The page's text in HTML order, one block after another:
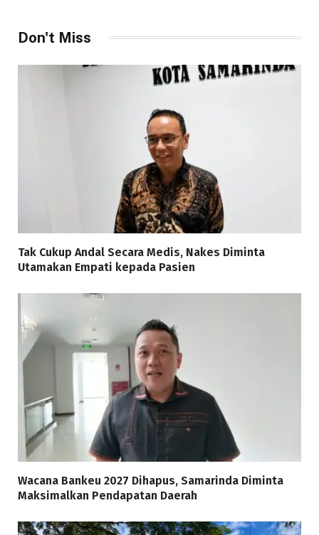
Don't Miss
Tak Cukup Andal Secara Medis, Nakes Diminta
Utamakan Empati kepada Pasien
Wacana Bankeu 2027 Dihapus, Samarinda Diminta
Maksimalkan Pendapatan Daerah